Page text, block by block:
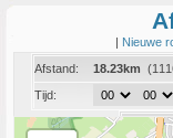
| Nieuwe
Afstand:
18.23km
Tijd:
Coord: